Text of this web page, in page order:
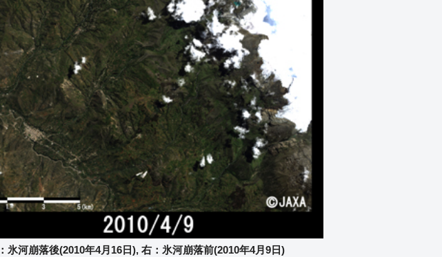
河崩落後(2010年4月16日), 右：氷河崩落前(2010年4月9日)